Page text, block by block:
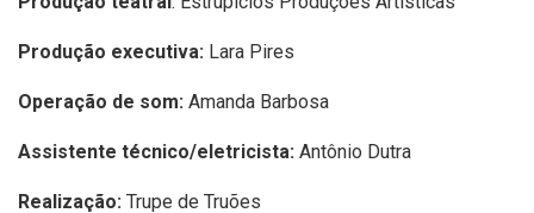
Produção executiva: Lara Pires
Operação de som: Amanda Barbosa
Assistente técnico/eletricista: Antônio Dutra
Realização: Trupe de Truões